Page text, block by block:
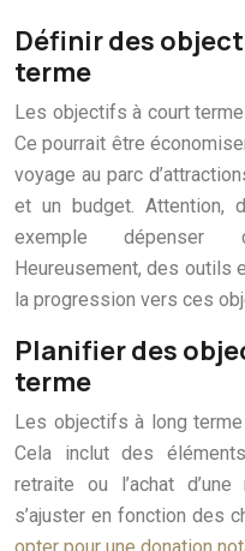
Définir des
terme
Les objectifs à court
Ce pourrait être
voyage au parc
et un budget. Attention,
exemple dépenser
Heureusement, des outils
la progression vers ces
Planifier des
terme
Les objectifs à long
Cela inclut des
retraite ou l’achat
s’ajuster en fonction des